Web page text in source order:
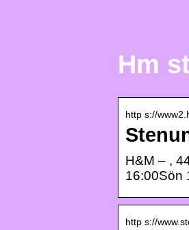
Hm
http s://
H&M – ,
16:00Sön
http s://